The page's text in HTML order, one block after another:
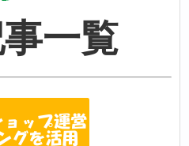
一覧